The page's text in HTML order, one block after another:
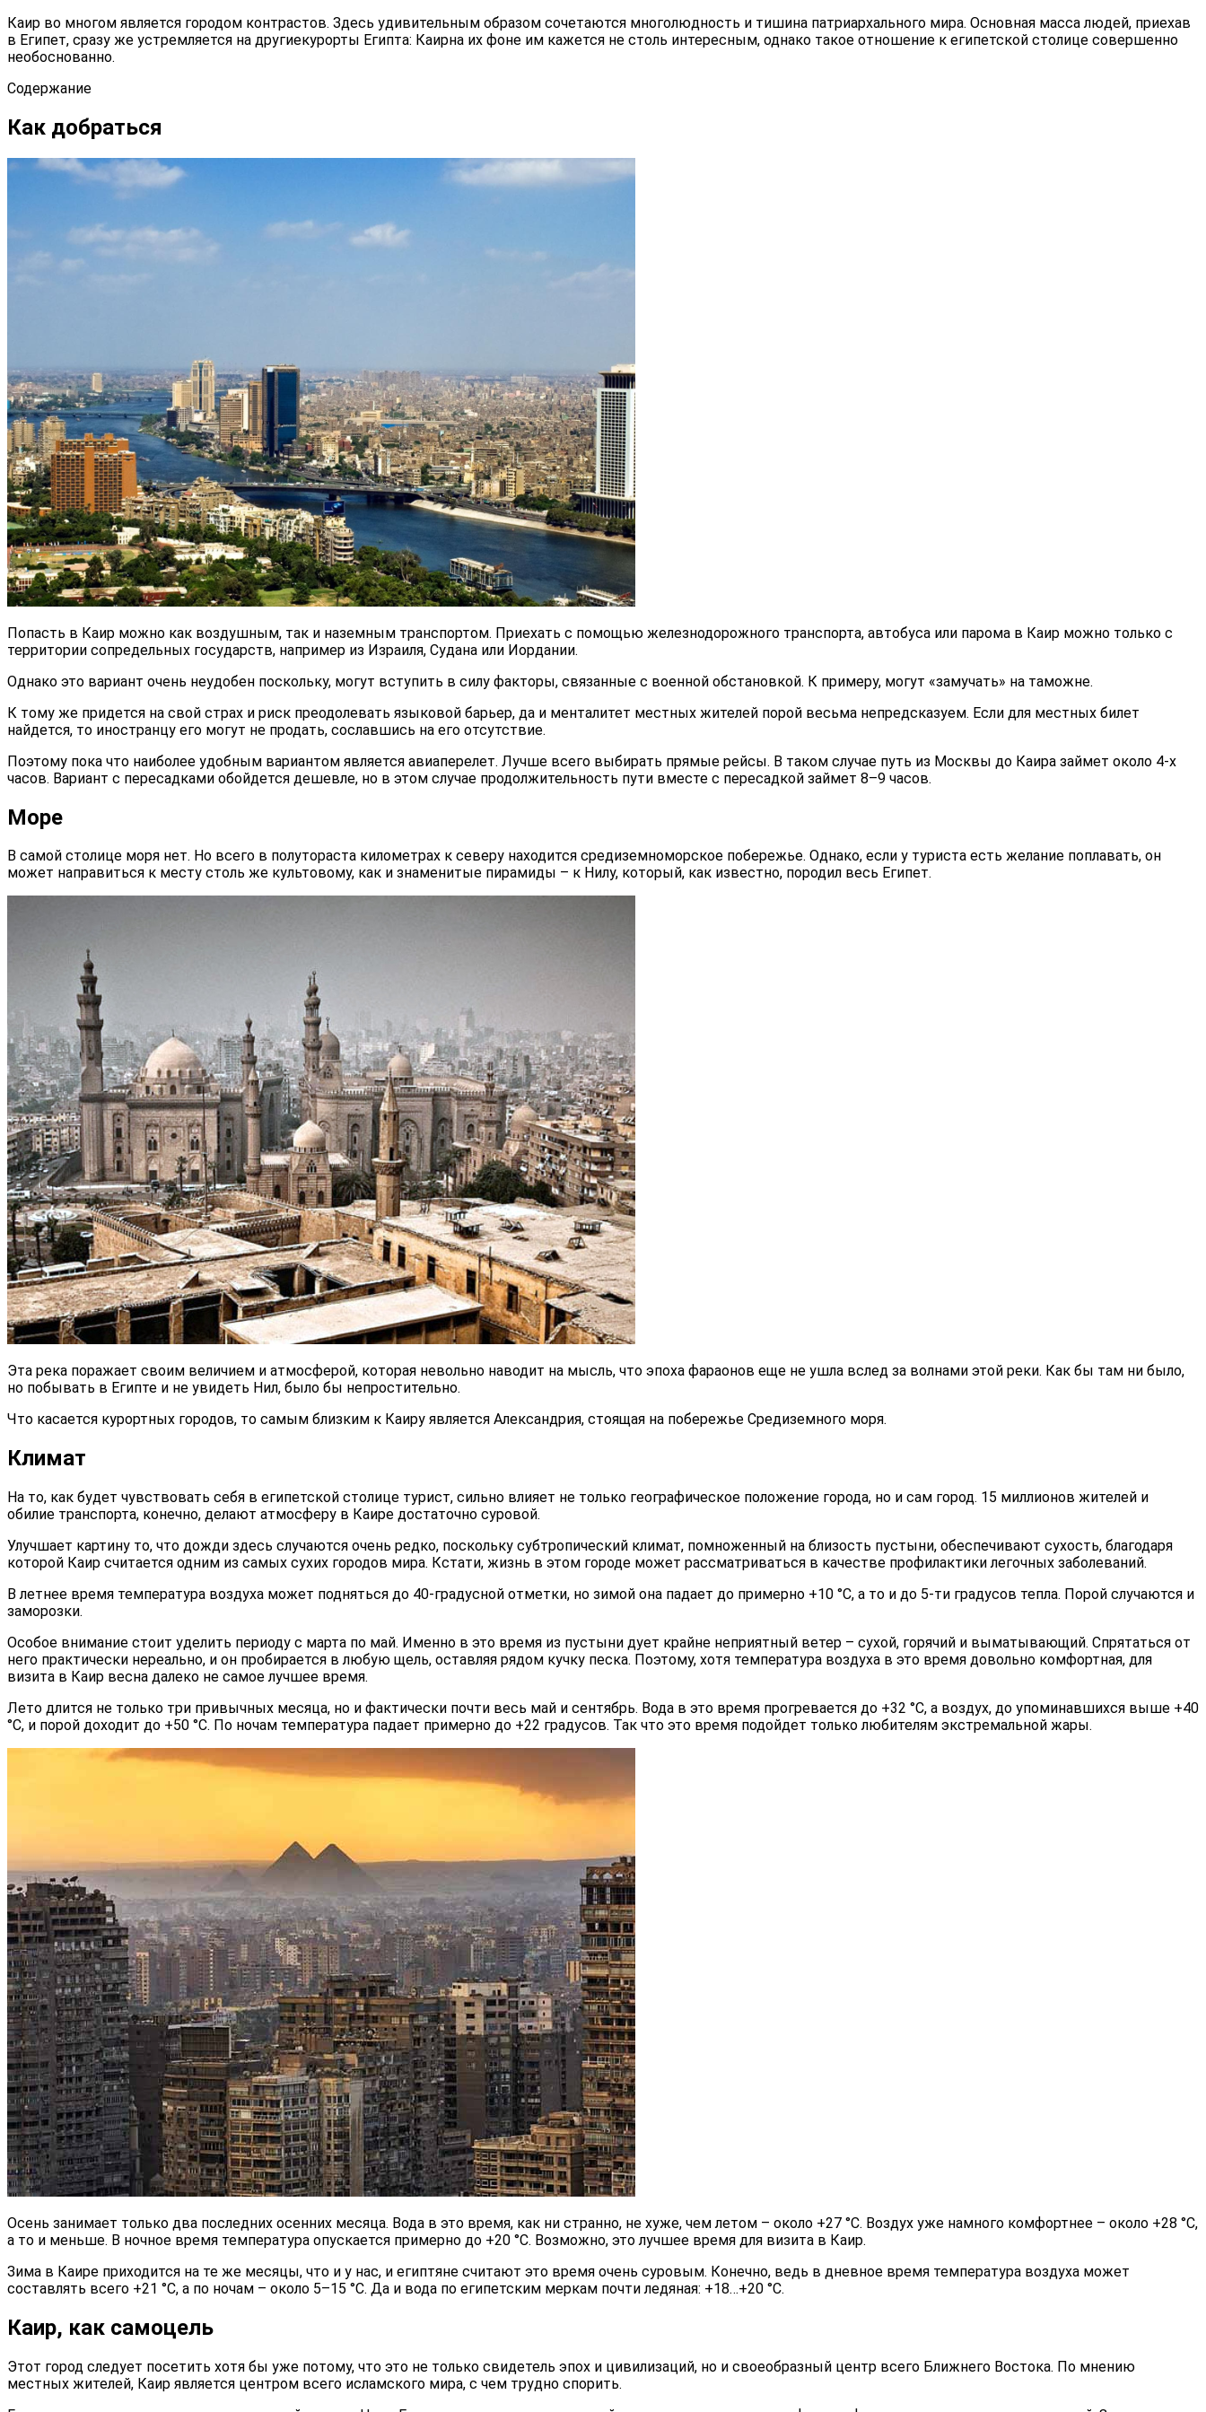
Каир во многом является городом контрастов. Здесь удивительным образом сочетаются многолюдность и тишина патриархального мира. Основная масса людей, приехав
в Египет, сразу же устремляется на другиекурорты Египта: Каирна их фоне им кажется не столь интересным, однако такое отношение к египетской столице совершенно
необоснованно.
Содержание
Как добраться
Попасть в Каир можно как воздушным, так и наземным транспортом. Приехать с помощью железнодорожного транспорта, автобуса или парома в Каир можно только с
территории сопредельных государств, например из Израиля, Судана или Иордании.
Однако это вариант очень неудобен поскольку, могут вступить в силу факторы, связанные с военной обстановкой. К примеру, могут «замучать» на таможне.
К тому же придется на свой страх и риск преодолевать языковой барьер, да и менталитет местных жителей порой весьма непредсказуем. Если для местных билет
найдется, то иностранцу его могут не продать, сославшись на его отсутствие.
Поэтому пока что наиболее удобным вариантом является авиаперелет. Лучше всего выбирать прямые рейсы. В таком случае путь из Москвы до Каира займет около 4-х
часов. Вариант с пересадками обойдется дешевле, но в этом случае продолжительность пути вместе с пересадкой займет 8–9 часов.
Море
В самой столице моря нет. Но всего в полутораста километрах к северу находится средиземноморское побережье. Однако, если у туриста есть желание поплавать, он
может направиться к месту столь же культовому, как и знаменитые пирамиды – к Нилу, который, как известно, породил весь Египет.
Эта река поражает своим величием и атмосферой, которая невольно наводит на мысль, что эпоха фараонов еще не ушла вслед за волнами этой реки. Как бы там ни было,
но побывать в Египте и не увидеть Нил, было бы непростительно.
Что касается курортных городов, то самым близким к Каиру является Александрия, стоящая на побережье Средиземного моря.
Климат
На то, как будет чувствовать себя в египетской столице турист, сильно влияет не только географическое положение города, но и сам город. 15 миллионов жителей и
обилие транспорта, конечно, делают атмосферу в Каире достаточно суровой.
Улучшает картину то, что дожди здесь случаются очень редко, поскольку субтропический климат, помноженный на близость пустыни, обеспечивают сухость, благодаря
которой Каир считается одним из самых сухих городов мира. Кстати, жизнь в этом городе может рассматриваться в качестве профилактики легочных заболеваний.
В летнее время температура воздуха может подняться до 40-градусной отметки, но зимой она падает до примерно +10 °С, а то и до 5-ти градусов тепла. Порой случаются и
заморозки.
Особое внимание стоит уделить периоду с марта по май. Именно в это время из пустыни дует крайне неприятный ветер – сухой, горячий и выматывающий. Спрятаться от
него практически нереально, и он пробирается в любую щель, оставляя рядом кучку песка. Поэтому, хотя температура воздуха в это время довольно комфортная, для
визита в Каир весна далеко не самое лучшее время.
Лето длится не только три привычных месяца, но и фактически почти весь май и сентябрь. Вода в это время прогревается до +32 °С, а воздух, до упоминавшихся выше +40
°С, и порой доходит до +50 °С. По ночам температура падает примерно до +22 градусов. Так что это время подойдет только любителям экстремальной жары.
Осень занимает только два последних осенних месяца. Вода в это время, как ни странно, не хуже, чем летом – около +27 °С. Воздух уже намного комфортнее – около +28 °С,
а то и меньше. В ночное время температура опускается примерно до +20 °С. Возможно, это лучшее время для визита в Каир.
Зима в Каире приходится на те же месяцы, что и у нас, и египтяне считают это время очень суровым. Конечно, ведь в дневное время температура воздуха может
составлять всего +21 °С, а по ночам – около 5–15 °С. Да и вода по египетским меркам почти ледяная: +18…+20 °С.
Каир, как самоцель
Этот город следует посетить хотя бы уже потому, что это не только свидетель эпох и цивилизаций, но и своеобразный центр всего Ближнего Востока. По мнению
местных жителей, Каир является центром всего исламского мира, с чем трудно спорить.